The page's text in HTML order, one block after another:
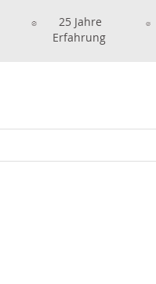
25 Jahre
Erfahrung